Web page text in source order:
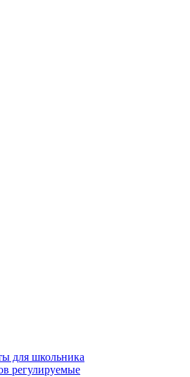
для школьника
регулируемые